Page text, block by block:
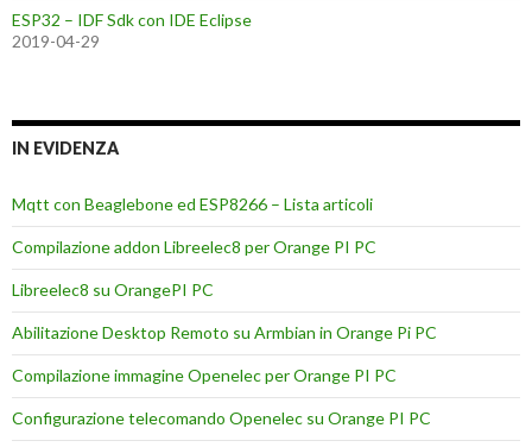
ESP32 – IDF Sdk con IDE Eclipse
2019-04-29
IN EVIDENZA
Mqtt con Beaglebone ed ESP8266 – Lista articoli
Compilazione addon Libreelec8 per Orange PI PC
Libreelec8 su OrangePI PC
Abilitazione Desktop Remoto su Armbian in Orange Pi PC
Compilazione immagine Openelec per Orange PI PC
Configurazione telecomando Openelec su Orange PI PC